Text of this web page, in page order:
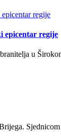
epicentar regije
u
Sjednicom